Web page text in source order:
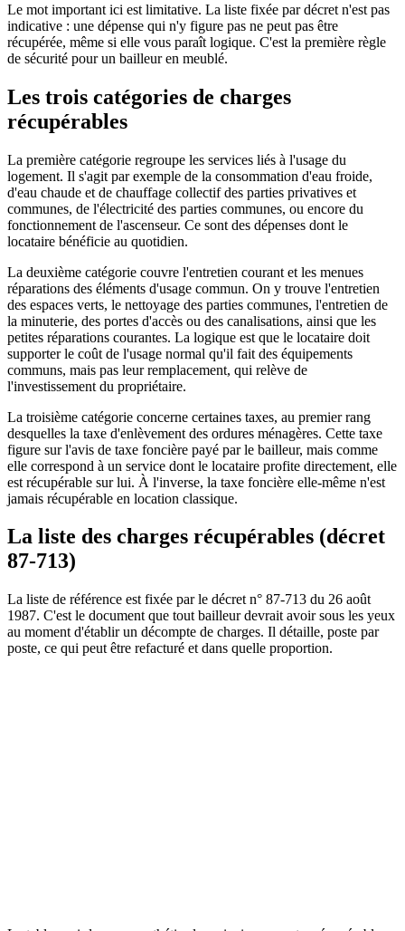
Le mot important ici est limitative. La liste fixée par décret n'est pas
indicative : une dépense qui n'y figure pas ne peut pas être
récupérée, même si elle vous paraît logique. C'est la première règle
de sécurité pour un bailleur en meublé.
Les trois catégories de charges
récupérables
La première catégorie regroupe les services liés à l'usage du
logement. Il s'agit par exemple de la consommation d'eau froide,
d'eau chaude et de chauffage collectif des parties privatives et
communes, de l'électricité des parties communes, ou encore du
fonctionnement de l'ascenseur. Ce sont des dépenses dont le
locataire bénéficie au quotidien.
La deuxième catégorie couvre l'entretien courant et les menues
réparations des éléments d'usage commun. On y trouve l'entretien
des espaces verts, le nettoyage des parties communes, l'entretien de
la minuterie, des portes d'accès ou des canalisations, ainsi que les
petites réparations courantes. La logique est que le locataire doit
supporter le coût de l'usage normal qu'il fait des équipements
communs, mais pas leur remplacement, qui relève de
l'investissement du propriétaire.
La troisième catégorie concerne certaines taxes, au premier rang
desquelles la taxe d'enlèvement des ordures ménagères. Cette taxe
figure sur l'avis de taxe foncière payé par le bailleur, mais comme
elle correspond à un service dont le locataire profite directement, elle
est récupérable sur lui. À l'inverse, la taxe foncière elle-même n'est
jamais récupérable en location classique.
La liste des charges récupérables (décret
87-713)
La liste de référence est fixée par le décret n° 87-713 du 26 août
1987. C'est le document que tout bailleur devrait avoir sous les yeux
au moment d'établir un décompte de charges. Il détaille, poste par
poste, ce qui peut être refacturé et dans quelle proportion.